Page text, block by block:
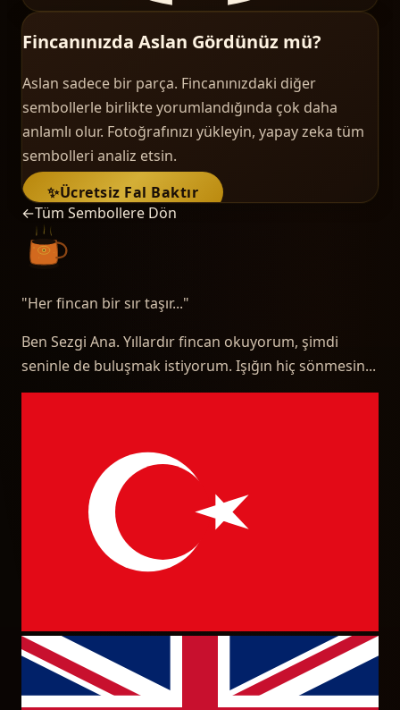
Fincanınızda Aslan Gördünüz mü?
Aslan sadece bir parça. Fincanınızdaki diğer
sembollerle birlikte yorumlandığında çok daha
anlamlı olur. Fotoğrafınızı yükleyin, yapay zeka tüm
sembolleri analiz etsin.
✨Ücretsiz Fal Baktır
←Tüm Sembollere Dön
"Her fincan bir sır taşır..."
Ben Sezgi Ana. Yıllardır fincan okuyorum, şimdi
seninle de buluşmak istiyorum. Işığın hiç sönmesin...